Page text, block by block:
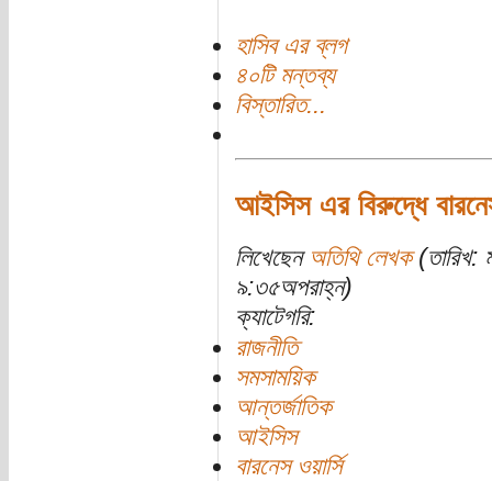
হাসিব এর ব্লগ
৪০টি মন্তব্য
বিস্তারিত...
আইসিস এর বিরুদ্ধে বারনেস
লিখেছেন অতিথি লেখক(তারিখ:
৯:৩৫অপরাহ্ন)
ক্যাটেগরি:
রাজনীতি
সমসাময়িক
আন্তর্জাতিক
আইসিস
বারনেস ওয়ার্সি